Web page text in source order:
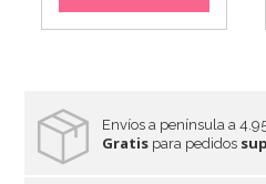
Envíos a península a
Gratis para pedidos